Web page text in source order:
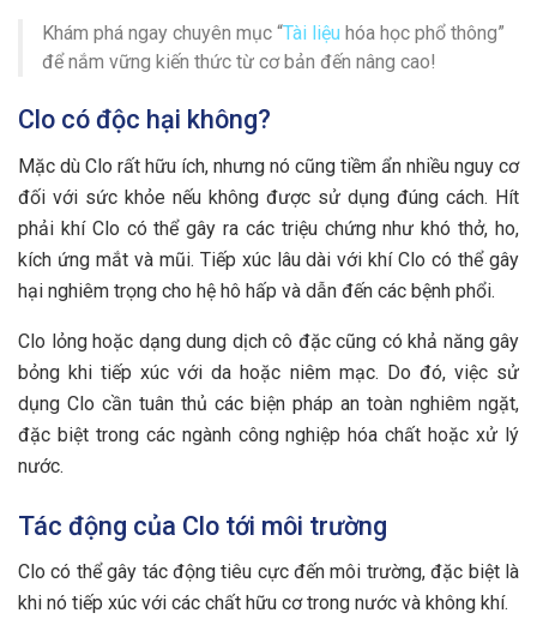
Khám phá ngay chuyên mục “Tài liệu hóa học phổ thông”
để nắm vững kiến thức từ cơ bản đến nâng cao!
Clo có độc hại không?
Mặc dù Clo rất hữu ích, nhưng nó cũng tiềm ẩn nhiều nguy cơ
đối với sức khỏe nếu không được sử dụng đúng cách. Hít
phải khí Clo có thể gây ra các triệu chứng như khó thở, ho,
kích ứng mắt và mũi. Tiếp xúc lâu dài với khí Clo có thể gây
hại nghiêm trọng cho hệ hô hấp và dẫn đến các bệnh phổi.
Clo lỏng hoặc dạng dung dịch cô đặc cũng có khả năng gây
bỏng khi tiếp xúc với da hoặc niêm mạc. Do đó, việc sử
dụng Clo cần tuân thủ các biện pháp an toàn nghiêm ngặt,
đặc biệt trong các ngành công nghiệp hóa chất hoặc xử lý
nước.
Tác động của Clo tới môi trường
Clo có thể gây tác động tiêu cực đến môi trường, đặc biệt là
khi nó tiếp xúc với các chất hữu cơ trong nước và không khí.